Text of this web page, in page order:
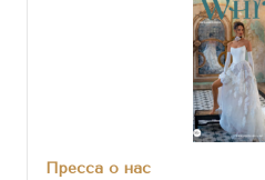
Пресса о нас